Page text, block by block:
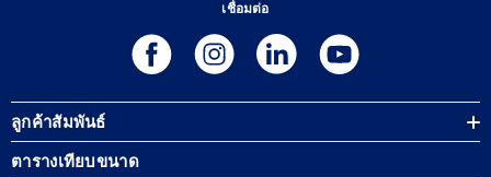
เชื่อมต่อ
ลูกค้าสัมพันธ์
ตารางเทียบขนาด